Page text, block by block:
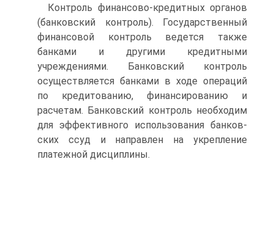
Контроль финансово-кредитных органов
(банковский конт­роль). Государственный
финансовой контроль ведется также
банками и другими кредитными
учреждениями. Банковский контроль
осуществляется банками в ходе операций
по кредитованию, финансированию и
расчетам. Банковский контроль необходим
для эффективного использования банков­
ских ссуд и направлен на укрепление
платежной дисциплины.